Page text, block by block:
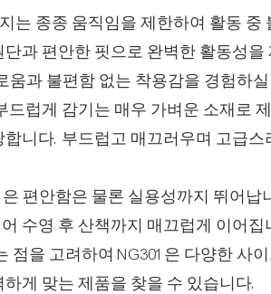
는 종종 움직임을 제한하여 활동 중
과 편안한 핏으로 완벽한 활동성
과 불편함 없는 착용감을 경험하
드럽게 감기는 매우 가벼운 소재로
니다. 부드럽고 매끄러우며 고급
편안함은 물론 실용성까지 뛰어납
수영 후 산책까지 매끄럽게 이어집
점을 고려하여 NG301은 다양한 사
게 맞는 제품을 찾을 수 있습니다.